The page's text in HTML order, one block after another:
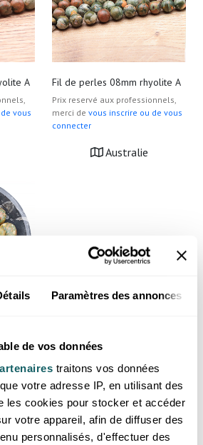
Paramètres des annonces
de vos données
traitons vos données
votre adresse IP, en utilisant des
les cookies pour stocker et accéder
votre appareil, afin de diffuser des
personnalisés, d'effectuer des
A
vous
Fil de perles 08mm rhyolite A
Prix reservé aux professionnels,
merci de vous inscrire ou de vous
connecter
Australie
200g)
vous